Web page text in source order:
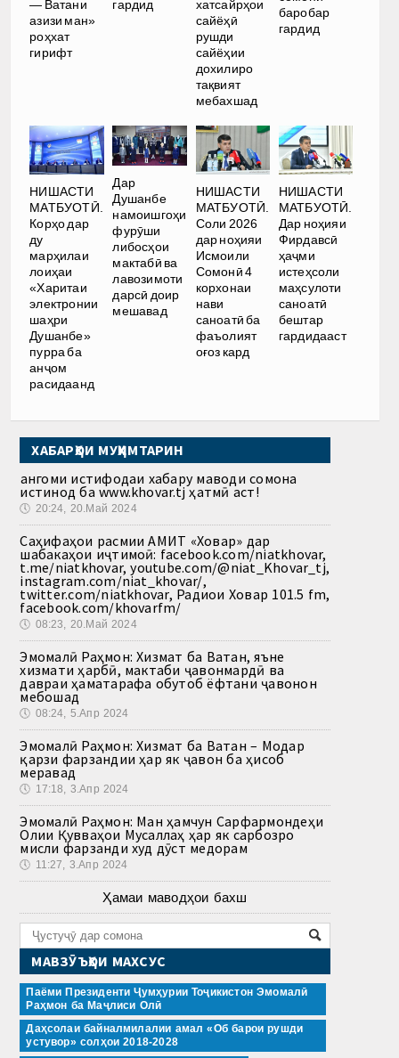
— Ватани
азизи ман»
роҳхат
гирифт
гардид
хатсайрҳои
сайёҳӣ
рушди
сайёҳии
дохилиро
тақвият
мебахшад
баробар
гардид
НИШАСТИ
МАТБУОТӢ.
Корҳо дар
ду
марҳилаи
лоиҳаи
«Харитаи
электронии
шаҳри
Душанбе»
пурра ба
анҷом
расидаанд
Дар
Душанбе
намоишгоҳи
фурӯши
либосҳои
мактабӣ ва
лавозимоти
дарсӣ доир
мешавад
НИШАСТИ
МАТБУОТӢ.
Соли 2026
дар ноҳияи
Исмоили
Сомонӣ 4
корхонаи
нави
саноатӣ ба
фаъолият
оғоз кард
НИШАСТИ
МАТБУОТӢ.
Дар ноҳияи
Фирдавсӣ
ҳаҷми
истеҳсоли
маҳсулоти
саноатӣ
бештар
гардидааст
ХАБАРҲОИ МУҲИМТАРИН
Ҳангоми истифодаи хабару маводи сомона
истинод ба www.khovar.tj ҳатмӣ аст!
🕔 20:24, 20.Май 2024
Саҳифаҳои расмии АМИТ «Ховар» дар
шабакаҳои иҷтимоӣ: facebook.com/niatkhovar,
t.me/niatkhovar, youtube.com/@niat_Khovar_tj,
instagram.com/niat_khovar/,
twitter.com/niatkhovar, Радиои Ховар 101.5 fm,
facebook.com/khovarfm/
🕔 08:23, 20.Май 2024
Эмомалӣ Раҳмон: Хизмат ба Ватан, яъне
хизмати ҳарбӣ, мактаби ҷавонмардӣ ва
давраи ҳаматарафа обутоб ёфтани ҷавонон
мебошад
🕔 08:24, 5.Апр 2024
Эмомалӣ Раҳмон: Хизмат ба Ватан – Модар
қарзи фарзандии ҳар як ҷавон ба ҳисоб
меравад
🕔 17:18, 3.Апр 2024
Эмомалӣ Раҳмон: Ман ҳамчун Сарфармондеҳи
Олии Қувваҳои Мусаллаҳ ҳар як сарбозро
мисли фарзанди худ дӯст медорам
🕔 11:27, 3.Апр 2024
Ҳамаи маводҳои бахш
МАВЗӮЪҲОИ МАХСУС
Паёми Президенти Ҷумҳурии Тоҷикистон Эмомалӣ
Раҳмон ба Маҷлиси Олӣ
Даҳсолаи байналмилалии амал «Об барои рушди
устувор» солҳои 2018-2028